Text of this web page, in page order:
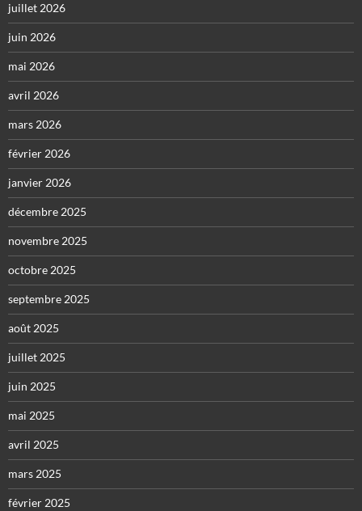
juillet 2026
juin 2026
mai 2026
avril 2026
mars 2026
février 2026
janvier 2026
décembre 2025
novembre 2025
octobre 2025
septembre 2025
août 2025
juillet 2025
juin 2025
mai 2025
avril 2025
mars 2025
février 2025